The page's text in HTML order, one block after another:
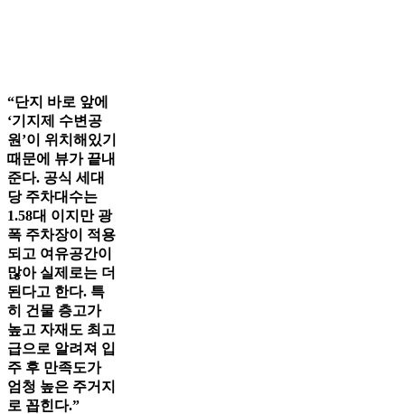
“단지 바로 앞에
‘기지제 수변공
원’이 위치해있기
때문에 뷰가 끝내
준다. 공식 세대
당 주차대수는
1.58대 이지만 광
폭 주차장이 적용
되고 여유공간이
많아 실제로는 더
된다고 한다. 특
히 건물 층고가
높고 자재도 최고
급으로 알려져 입
주 후 만족도가
엄청 높은 주거지
로 꼽힌다.”